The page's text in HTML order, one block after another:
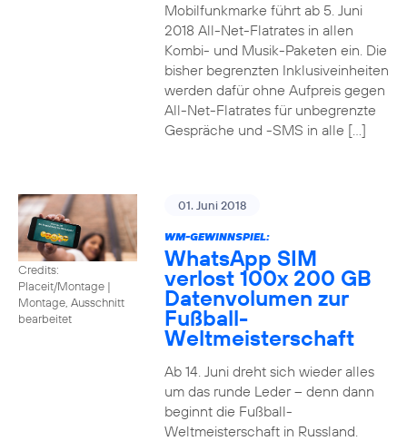
Mobilfunkmarke führt ab 5. Juni
2018 All-Net-Flatrates in allen
Kombi- und Musik-Paketen ein. Die
bisher begrenzten Inklusiveinheiten
werden dafür ohne Aufpreis gegen
All-Net-Flatrates für unbegrenzte
Gespräche und -SMS in alle […]
Credits:
Placeit/Montage |
Montage, Ausschnitt
bearbeitet
01. Juni 2018
WM-GEWINNSPIEL:
WhatsApp SIM
verlost 100x 200 GB
Datenvolumen zur
Fußball-
Weltmeisterschaft
Ab 14. Juni dreht sich wieder alles
um das runde Leder – denn dann
beginnt die Fußball-
Weltmeisterschaft in Russland.